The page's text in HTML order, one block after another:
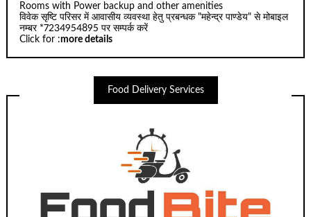
Rooms with Power backup and other amenities
विवेक सृष्टि परिसर में आवासीय व्यवस्था हेतु प्रबन्धक "महेन्द्र पाण्डेय" से मोबाइल
नम्बर *7234954895 पर सम्पर्क करें
Click for :more details
Food Delivery Services